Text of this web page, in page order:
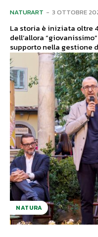
NATURART - 3 OTTOBRE
La storia è iniziata oltre
dell’allora
supporto nella gestione
NATURA